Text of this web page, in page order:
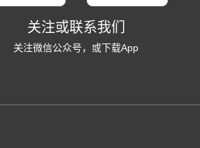
关注或联系我们
关注微信公众号，或下载App